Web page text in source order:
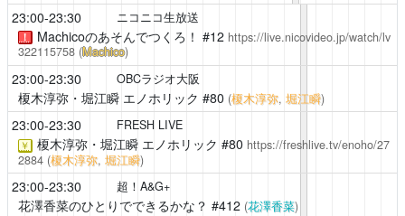
23:00-23:30 ニコニコ生放送
！ Machicoのあそんでつくろ！ #12 https://live.nicovideo.jp/watch/lv
322115758 (Machico)
23:00-23:30 OBCラジオ大阪
榎木淳弥・堀江瞬 エノホリック #80 (榎木淳弥, 堀江瞬)
23:00-23:30 FRESH LIVE
￥ 榎木淳弥・堀江瞬 エノホリック #80 https://freshlive.tv/enoho/27
2884 (榎木淳弥, 堀江瞬)
23:00-23:30 超！A&G+
花澤香菜のひとりでできるかな？ #412 (花澤香菜)